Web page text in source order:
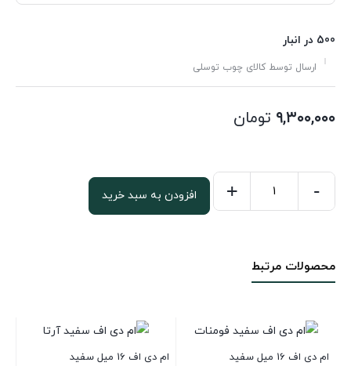
500 در انبار
ارسال توسط کالای چوب توسلی
۹,۳۰۰,۰۰۰ تومان
16
براق
خارجی
-
+ افزودن به سبد خرید
محصولات مرتبط
ام دی اف 16 میل سفید
ام دی اف 16 میل سفید